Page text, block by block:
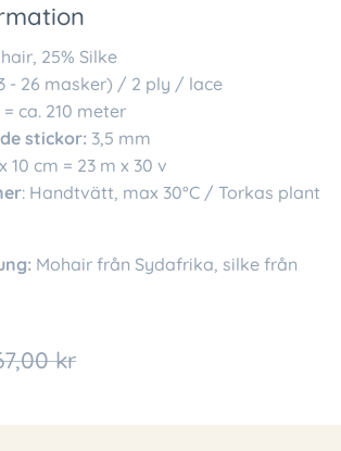
25% Silke
- 26 masker) / 2 ply / lace
= ca. 210 meter
stickor: 3,5 mm
10 cm = 23 m x 30 v
: Handtvätt, max 30°C / Torkas plant
Mohair från Sydafrika, silke från
kr